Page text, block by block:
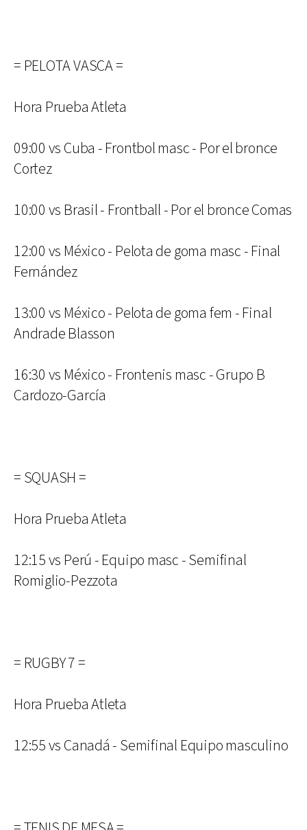
= PELOTA VASCA =
Hora Prueba Atleta
09:00 vs Cuba - Frontbol masc - Por el bronce
Cortez
10:00 vs Brasil - Frontball - Por el bronce Comas
12:00 vs México - Pelota de goma masc - Final
Fernández
13:00 vs México - Pelota de goma fem - Final
Andrade Blasson
16:30 vs México - Frontenis masc - Grupo B
Cardozo-García
= SQUASH =
Hora Prueba Atleta
12:15 vs Perú - Equipo masc - Semifinal
Romiglio-Pezzota
= RUGBY 7 =
Hora Prueba Atleta
12:55 vs Canadá - Semifinal Equipo masculino